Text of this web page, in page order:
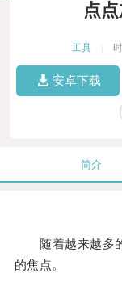
点
工具
安卓下载
简介
随着越来越多的
的焦点。